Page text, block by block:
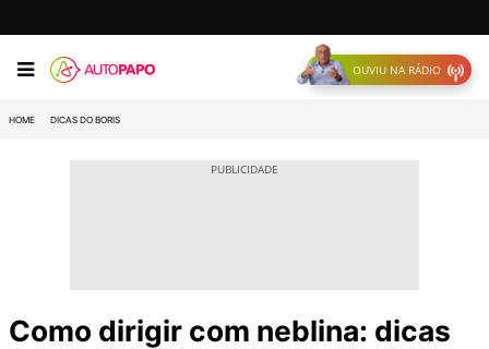
OUVIU NA RÁDIO
HOME DICAS DO BORIS
Como dirigir com neblina: dicas